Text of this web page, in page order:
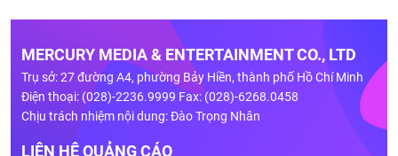
MERCURY MEDIA & ENTERTAINMENT CO., LTD
Trụ sở: 27 đường A4, phường Bảy Hiền, thành phố Hồ Chí Minh
Điện thoại: (028)-2236.9999 Fax: (028)-6268.0458
Chịu trách nhiệm nội dung: Đào Trọng Nhân
LIÊN HỆ QUẢNG CÁO